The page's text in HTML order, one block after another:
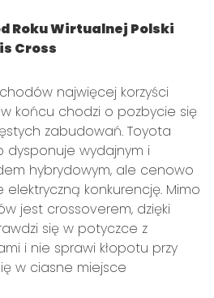
Roku Wirtualnej Polski
Cross
najwięcej korzyści
końcu chodzi o pozbycie się
zabudowań. Toyota
dysponuje wydajnym i
hybrydowym, ale cenowo
elektryczną konkurencję. Mimo
jest crossoverem, dzięki
się w potyczce z
i nie sprawi kłopotu przy
w ciasne miejsce